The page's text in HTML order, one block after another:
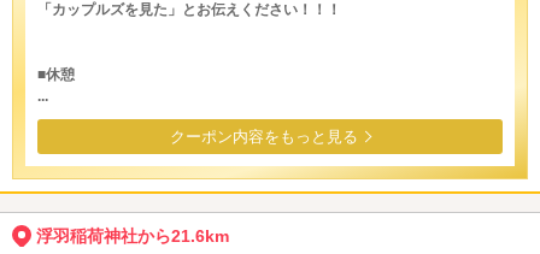
「カップルズを見た」とお伝えください！！！
■休憩
...
クーポン内容をもっと見る
浮羽稲荷神社から21.6km